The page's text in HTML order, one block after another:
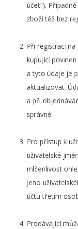
účet“).
zboží též bez
Při registraci
kupující
a tyto údaje je
aktualizovat.
a při
správné.
Pro přístup k
uživatelské
mlčenlivost
jeho
účtu třetím
Prodávající